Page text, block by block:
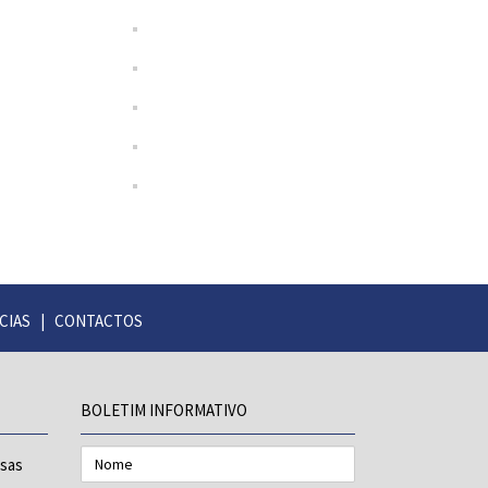
| CONTACTOS
BOLETIM INFORMATIVO
Nome